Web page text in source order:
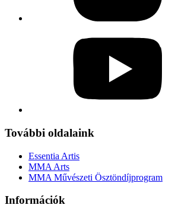
További oldalaink
Essentia Artis
MMA Arts
MMA Művészeti Ösztöndíjprogram
Információk